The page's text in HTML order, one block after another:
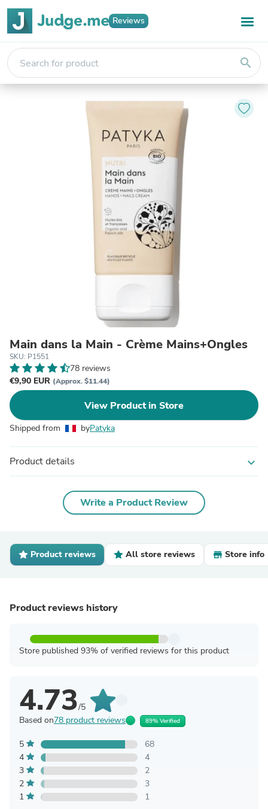
Reviews
search
Main dans la Main - Crème Mains+Ongles
SKU: P1551
78 reviews
€9,90 EUR (Approx. $11.44)
View Product in Store
Shipped from byPatyka
Product details expand_more
Write a Product Review
Product reviews All store reviews Store info
Product reviews history
Store published 93% of verified reviews for this product
4.73/5
Based on78 product reviews 89% Verified
5
68
4
4
3
2
2
3
1
1